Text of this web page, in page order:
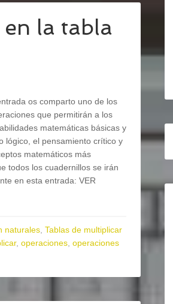
la tabla
os comparto uno de los
que permitirán a los
matemáticas básicas y
lógico, el pensamiento crítico y
matemáticos más
todos los cuadernillos se irán
en esta entrada: VER
naturales Tablas de multiplicar
, operaciones operaciones